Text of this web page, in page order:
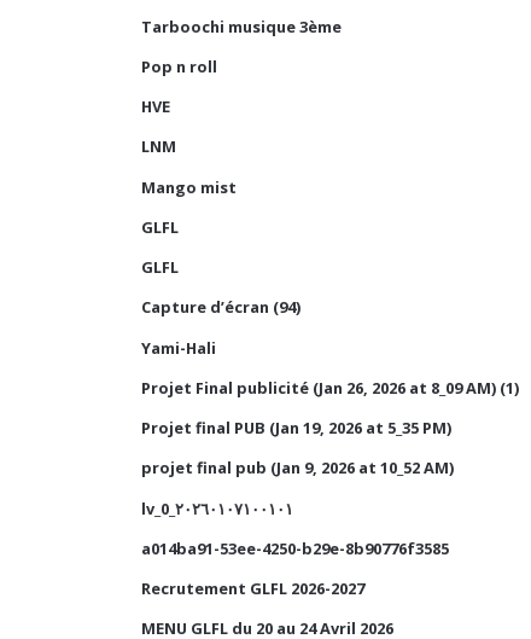
Tarboochi musique 3ème
Pop n roll
HVE
LNM
Mango mist
GLFL
GLFL
Capture d’écran (94)
Yami-Hali
Projet Final publicité (Jan 26, 2026 at 8_09 AM) (1)
Projet final PUB (Jan 19, 2026 at 5_35 PM)
projet final pub (Jan 9, 2026 at 10_52 AM)
lv_0_٢٠٢٦٠١٠٧١٠٠١٠١
a014ba91-53ee-4250-b29e-8b90776f3585
Recrutement GLFL 2026-2027
MENU GLFL du 20 au 24 Avril 2026